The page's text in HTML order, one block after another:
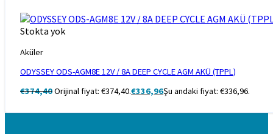
Stokta yok
Aküler
ODYSSEY ODS-AGM8E 12V / 8A DEEP CYCLE AGM AKÜ (TPPL)
€374,40Orijinal fiyat: €374,40.€336,96Şu andaki fiyat: €336,96.